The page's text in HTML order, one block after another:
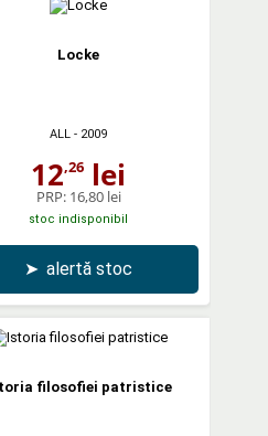
Locke
ALL - 2009
12,26 lei
PRP: 16,80 lei
stoc indisponibil
➤ alertă stoc
filosofiei patristice